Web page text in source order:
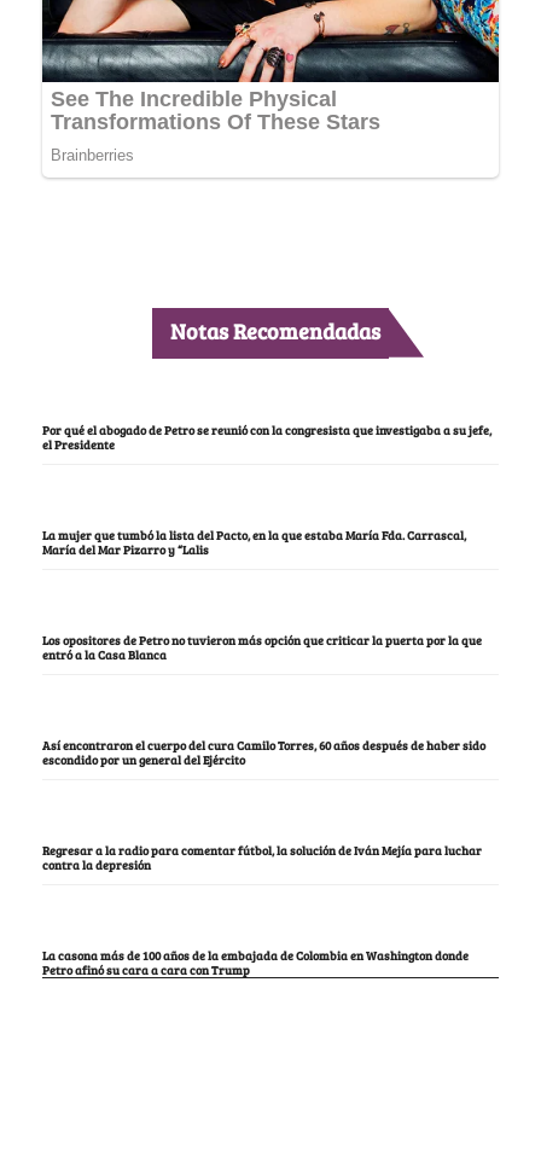
Notas Recomendadas
Por qué el abogado de Petro se reunió con la congresista que investigaba a su jefe,
el Presidente
La mujer que tumbó la lista del Pacto, en la que estaba María Fda. Carrascal,
María del Mar Pizarro y “Lalis
Los opositores de Petro no tuvieron más opción que criticar la puerta por la que
entró a la Casa Blanca
Así encontraron el cuerpo del cura Camilo Torres, 60 años después de haber sido
escondido por un general del Ejército
Regresar a la radio para comentar fútbol, la solución de Iván Mejía para luchar
contra la depresión
La casona más de 100 años de la embajada de Colombia en Washington donde
Petro afinó su cara a cara con Trump